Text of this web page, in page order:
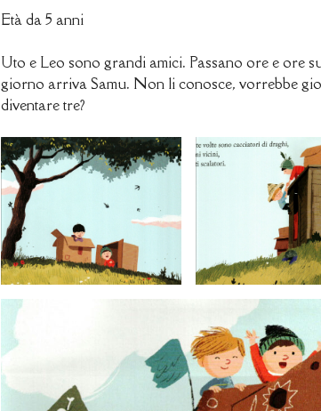
Età da 5 anni
Uto e Leo sono grandi amici. Passano ore e ore
giorno arriva Samu. Non li conosce, vorrebbe
diventare tre?